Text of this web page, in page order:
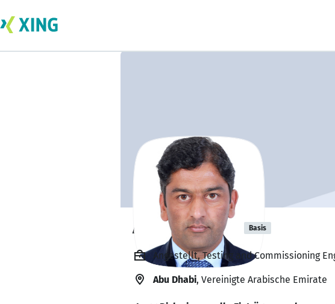
Akhtar Rasool Basis
Angestellt, Testing and Commissioning
Abu Dhabi, Vereinigte Arabische Emirate